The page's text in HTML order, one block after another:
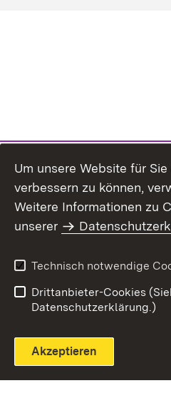
Themenübersicht
Um unsere Website für
verbessern zu können,
Weitere Informationen zu
unserer
Technisch notwendige
Drittanbieter-Cookies
Datenschutzerklärung.)
Akzeptieren